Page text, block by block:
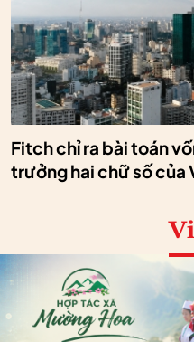
Fitch chỉ ra bài toán
trưởng hai chữ số của